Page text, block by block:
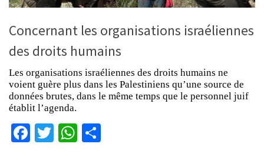
Concernant les organisations israéliennes
des droits humains
Les organisations israéliennes des droits humains ne
voient guère plus dans les Palestiniens qu’une source de
données brutes, dans le même temps que le personnel juif
établit l’agenda.
Facebook
TwitterWhatsApp